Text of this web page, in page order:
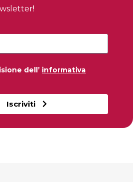
dell’ informativa
Iscriviti